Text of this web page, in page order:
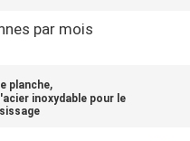
par mois
planche,
inoxydable pour le